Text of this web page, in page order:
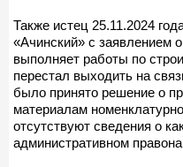
Также истец 25.11.2024
«Ачинский» с
выполняет работы по
перестал выходить на
было принято решение о
материалам
отсутствуют сведения о
административном